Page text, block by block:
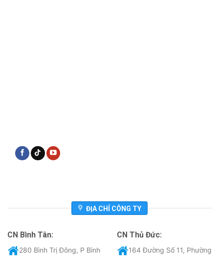
ĐỊA CHỈ CÔNG TY
CN Bình Tân:
280 Bình Trị Đông, P Bình
CN Thủ Đức:
164 Đường Số 11, Phường